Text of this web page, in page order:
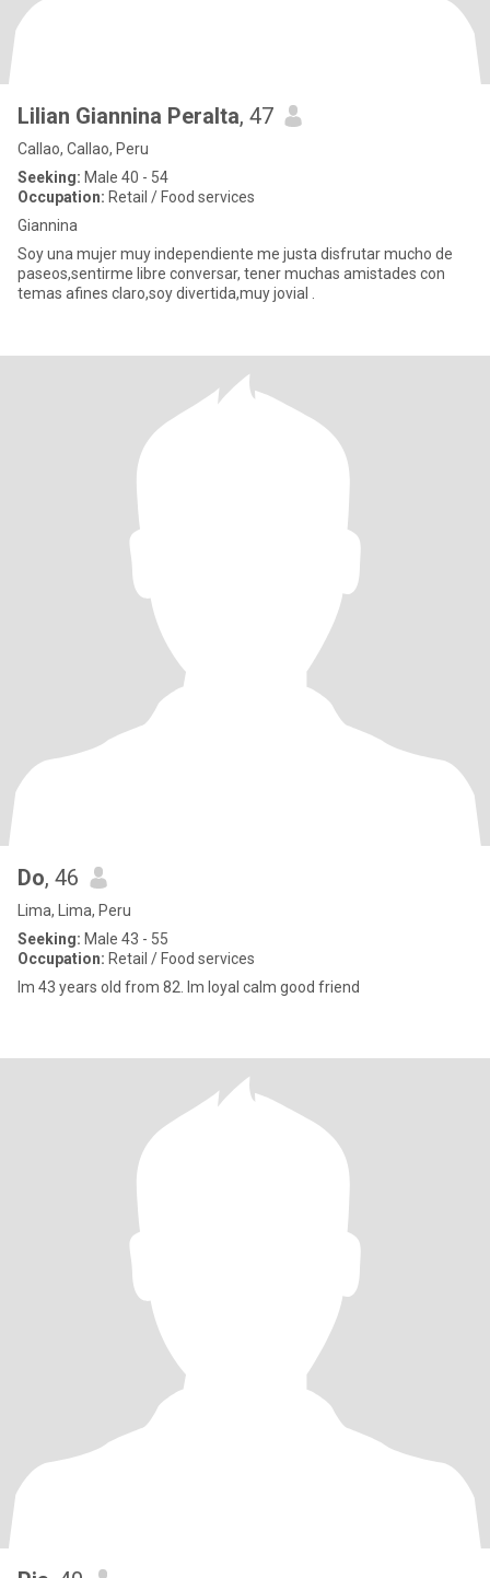
Lilian Giannina Peralta, 47
Callao, Callao, Peru
Seeking: Male 40 - 54
Occupation: Retail / Food services
Giannina
Soy una mujer muy independiente me justa disfrutar mucho de
paseos,sentirme libre conversar, tener muchas amistades con
temas afines claro,soy divertida,muy jovial .
Do, 46
Lima, Lima, Peru
Seeking: Male 43 - 55
Occupation: Retail / Food services
Im 43 years old from 82. Im loyal calm good friend